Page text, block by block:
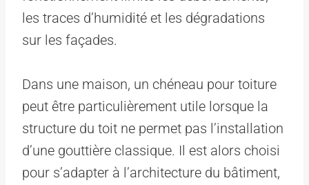
les traces d’humidité et les dégradations
sur les façades.
Dans une maison, un chéneau pour toiture
peut être particulièrement utile lorsque la
structure du toit ne permet pas l’installation
d’une gouttière classique. Il est alors choisi
pour s’adapter à l’architecture du bâtiment,